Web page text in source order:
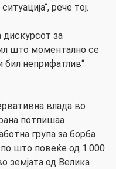
рече тој.
за
што моментално се
бил неприфатлив“
влада во
потпишаа
група за борба
по што повеќе од 1.000
земјата од Велика